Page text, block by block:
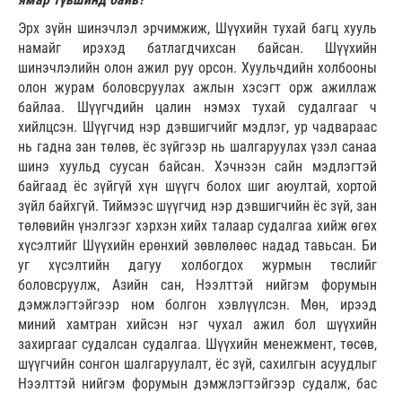
Эрх зүйн шинэчлэл эрчимжиж, Шүүхийн тухай багц хууль
намайг ирэхэд батлагдчихсан байсан. Шүүхийн
шинэчлэлийн олон ажил руу орсон. Хуульчдийн холбооны
олон журам боловсруулах ажлын хэсэгт орж ажиллаж
байлаа. Шүүгчдийн цалин нэмэх тухай судалгааг ч
хийлцсэн. Шүүгчид нэр дэвшигчийг мэдлэг, ур чадвараас
нь гадна зан төлөв, ёс зүйгээр нь шалгаруулах үзэл санаа
шинэ хуульд суусан байсан. Хэчнээн сайн мэдлэгтэй
байгаад ёс зүйгүй хүн шүүгч болох шиг аюултай, хортой
зүйл байхгүй. Тиймээс шүүгчид нэр дэвшигчийн ёс зүй, зан
төлөвийн үнэлгээг хэрхэн хийх талаар судалгаа хийж өгөх
хүсэлтийг Шүүхийн ерөнхий зөвлөлөөс надад тавьсан. Би
уг хүсэлтийн дагуу холбогдох журмын төслийг
боловсруулж, Азийн сан, Нээлттэй нийгэм форумын
дэмжлэгтэйгээр ном болгон хэвлүүлсэн. Мөн, ирээд
миний хамтран хийсэн нэг чухал ажил бол шүүхийн
захиргааг судалсан судалгаа. Шүүхийн менежмент, төсөв,
шүүгчийн сонгон шалгаруулалт, ёс зүй, сахилгын асуудлыг
Нээлттэй нийгэм форумын дэмжлэгтэйгээр судалж, бас